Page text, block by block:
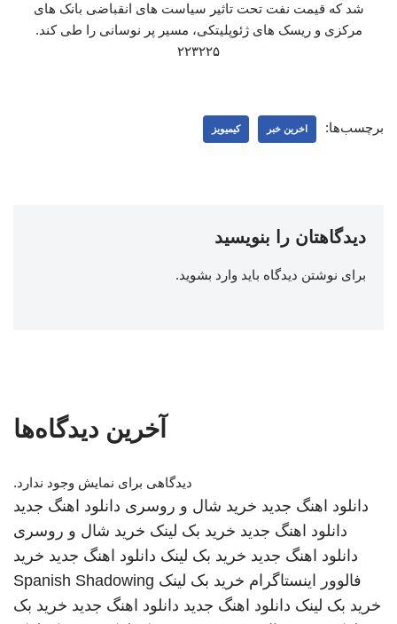
شد که قیمت نفت تحت تاثیر سیاست های انقباضی بانک های
مرکزی و ریسک های ژئوپلیتکی، مسیر پر نوسانی را طی کند.
۲۲۳۲۲۵
برچسب‌ها: اخرین خبر کیمیویز
دیدگاهتان را بنویسید
برای نوشتن دیدگاه باید وارد بشوید.
آخرین دیدگاه‌ها
دیدگاهی برای نمایش وجود ندارد.
دانلود اهنگ جدید خرید شال و روسری دانلود اهنگ جدید
دانلود اهنگ جدید خرید بک لینک خرید شال و روسری
دانلود اهنگ جدید خرید بک لینک دانلود اهنگ جدید خرید
فالوور اینستاگرام خرید بک لینک Spanish Shadowing
خرید بک لینک دانلود اهنگ جدید دانلود اهنگ جدید خرید بک